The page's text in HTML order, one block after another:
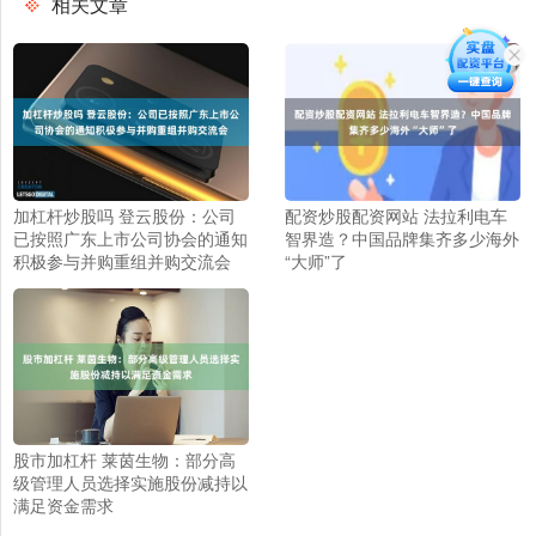
加杠杆炒股吗 登云股份：公司
已按照广东上市公司协会的通知
积极参与并购重组并购交流会
配资炒股配资网站 法拉利电车
智界造？中国品牌集齐多少海外
“大师”了
股市加杠杆 莱茵生物：部分高
级管理人员选择实施股份减持以
满足资金需求